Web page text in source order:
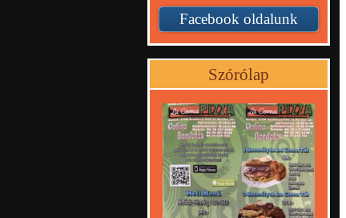
Facebook oldalunk
Szórólap